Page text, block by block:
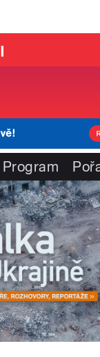
Program